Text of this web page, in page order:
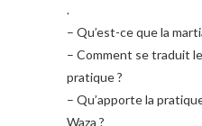
.
– Qu’est-ce que la
– Comment se traduit
pratique ?
– Qu’apporte la
Waza ?